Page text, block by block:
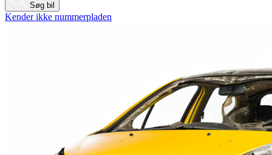
Søg bil
Kender ikke nummerpladen